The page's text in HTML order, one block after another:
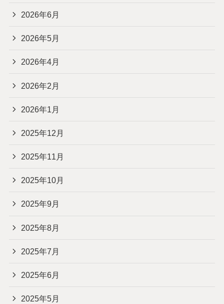
2026年6月
2026年5月
2026年4月
2026年2月
2026年1月
2025年12月
2025年11月
2025年10月
2025年9月
2025年8月
2025年7月
2025年6月
2025年5月